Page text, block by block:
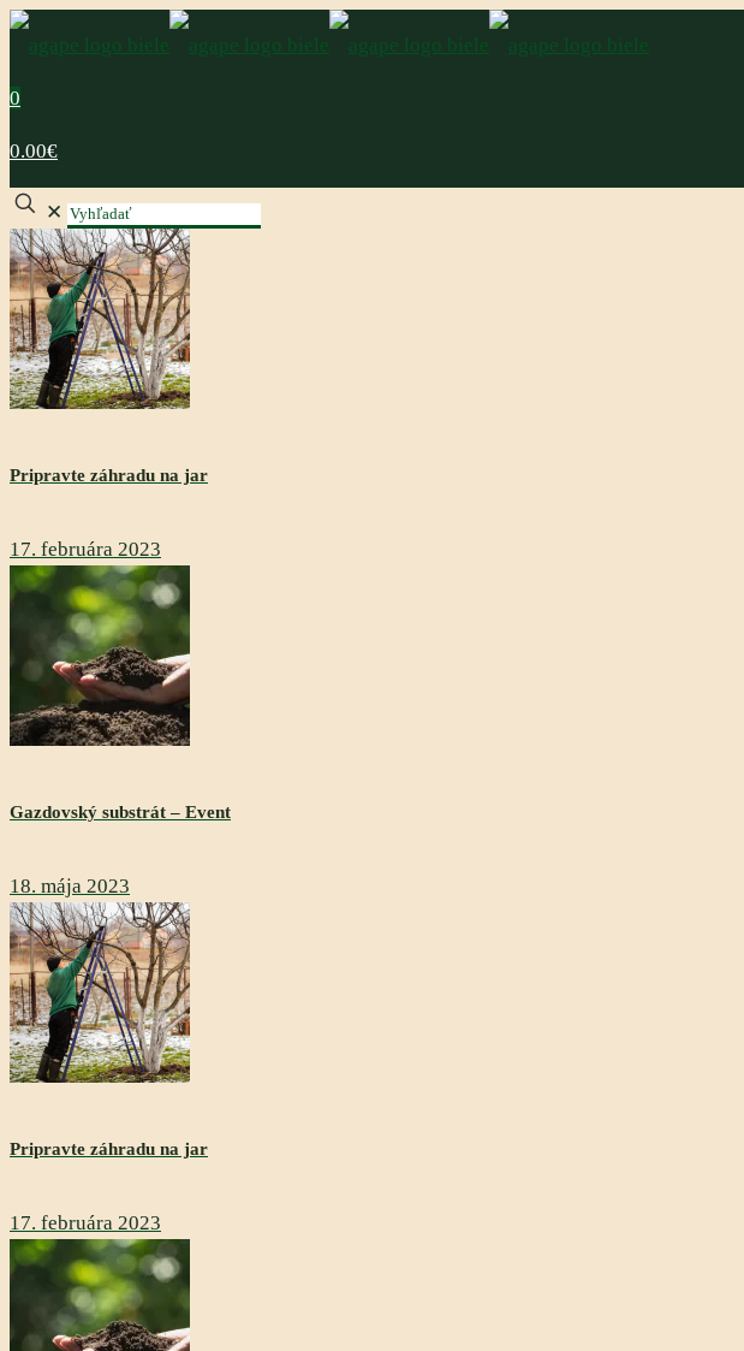
0
0.00€
✕
Pripravte záhradu na jar
17. februára 2023
Gazdovský substrát – Event
18. mája 2023
Pripravte záhradu na jar
17. februára 2023